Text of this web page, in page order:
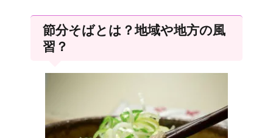
節分そばとは？地域や地方の風
習？